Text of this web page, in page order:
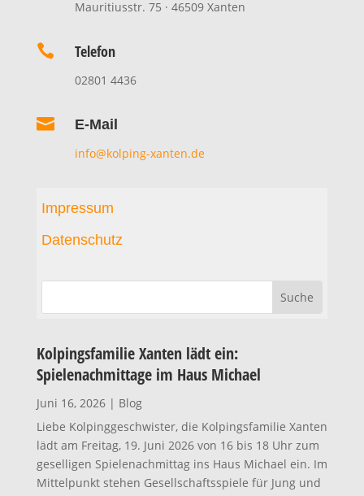
Mauritiusstr. 75 · 46509 Xanten
 Telefon
02801 4436
 E-Mail
info@kolping-xanten.de
Impressum
Datenschutz
Kolpingsfamilie Xanten lädt ein:
Spielenachmittage im Haus Michael
Juni 16, 2026| Blog
Liebe Kolpinggeschwister, die Kolpingsfamilie Xanten
lädt am Freitag, 19. Juni 2026 von 16 bis 18 Uhr zum
geselligen Spielenachmittag ins Haus Michael ein. Im
Mittelpunkt stehen Gesellschaftsspiele für Jung und